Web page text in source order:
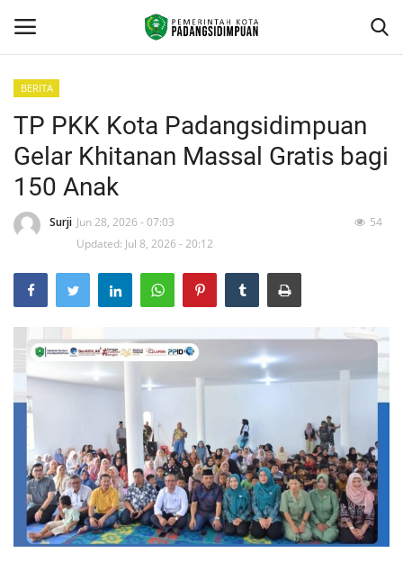
Beranda
KONTAK
Contact
PROFILE
GEOGRAFIS DAERAH
DEMOGRAFI
PEMERINTAHAN
SEJARAH
DOKUMENTASI
BERITA
TP PKK Kota Padangsidimpuan
Gelar Khitanan Massal Gratis bagi
150 Anak
Surji Jun 28, 2026 - 07:03
Updated: Jul 8, 2026 - 20:12
54